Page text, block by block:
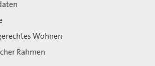
Wohnen
Rahmen